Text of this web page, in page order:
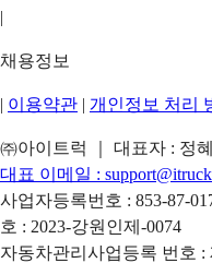
|
채용정보
| 이용약관 | 개인정보 처리
㈜아이트럭 ｜ 대표자 : 정
대표 이메일 :
사업자등록번호 : 853-87-
호 : 2023-강원인제-0074
자동차관리사업등록 번호 :